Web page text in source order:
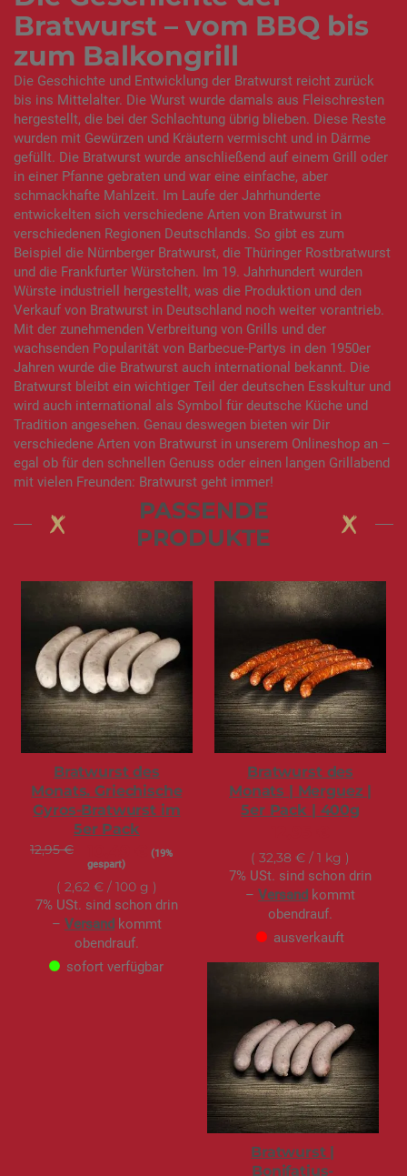
Bratwurst – vom BBQ bis
zum Balkongrill
Die Geschichte und Entwicklung der Bratwurst reicht zurück
bis ins Mittelalter. Die Wurst wurde damals aus Fleischresten
hergestellt, die bei der Schlachtung übrig blieben. Diese Reste
wurden mit Gewürzen und Kräutern vermischt und in Därme
gefüllt. Die Bratwurst wurde anschließend auf einem Grill oder
in einer Pfanne gebraten und war eine einfache, aber
schmackhafte Mahlzeit. Im Laufe der Jahrhunderte
entwickelten sich verschiedene Arten von Bratwurst in
verschiedenen Regionen Deutschlands. So gibt es zum
Beispiel die Nürnberger Bratwurst, die Thüringer Rostbratwurst
und die Frankfurter Würstchen. Im 19. Jahrhundert wurden
Würste industriell hergestellt, was die Produktion und den
Verkauf von Bratwurst in Deutschland noch weiter vorantrieb.
Mit der zunehmenden Verbreitung von Grills und der
wachsenden Popularität von Barbecue-Partys in den 1950er
Jahren wurde die Bratwurst auch international bekannt. Die
Bratwurst bleibt ein wichtiger Teil der deutschen Esskultur und
wird auch international als Symbol für deutsche Küche und
Tradition angesehen. Genau deswegen bieten wir Dir
verschiedene Arten von Bratwurst in unserem Onlineshop an –
egal ob für den schnellen Genuss oder einen langen Grillabend
mit vielen Freunden: Bratwurst geht immer!
PASSENDE
PRODUKTE
Bratwurst des
Monats. Griechische
Gyros-Bratwurst im
5er Pack
12,95 €
n
d
e
r
a
n
g
e
o
(19%
gespart)
2,62 €/ 100 g
7% USt. sind schon drin
– Versandkommt
obendrauf.
sofort verfügbar
Bratwurst des
Monats | Merguez |
5er Pack | 400g
32,38 € / 1 kg
7% USt. sind schon drin
–Versand kommt
obendrauf.
ausverkauft
Bratwurst |
Bonifatius-